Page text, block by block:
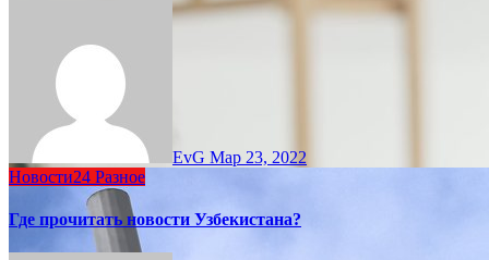
EvG Мар 23, 2022
Новости24 Разное
Где прочитать новости Узбекистана?